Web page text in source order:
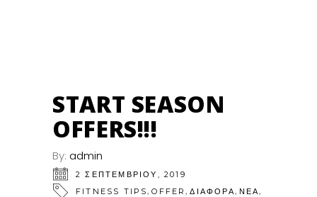
START SEASON
OFFERS!!!
By: admin
2 ΣΕΠΤΕΜΒΡΊΟΥ, 2019
FITNESS TIPS,OFFER,ΔΙΑΦΟΡΑ, ΝΕΑ,